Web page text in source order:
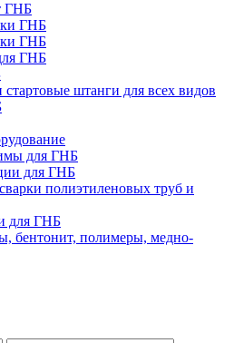
ГНБ
ГНБ
ГНБ
ГНБ
штанги для всех видов
для ГНБ
для ГНБ
полиэтиленовых труб и
для ГНБ
бентонит, полимеры, медно-